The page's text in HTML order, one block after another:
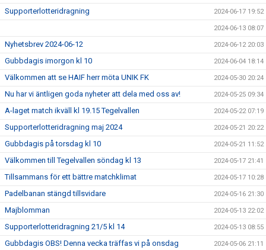
Supporterlotteridragning 2024-06-17 19:52
2024-06-13 08:07
Nyhetsbrev 2024-06-12 2024-06-12 20:03
Gubbdagis imorgon kl 10 2024-06-04 18:14
Välkommen att se HAIF herr möta UNIK FK 2024-05-30 20:24
Nu har vi äntligen goda nyheter att dela med oss av! 2024-05-25 09:34
A-laget match ikväll kl 19.15 Tegelvallen 2024-05-22 07:19
Supporterlotteridragning maj 2024 2024-05-21 20:22
Gubbdagis på torsdag kl 10 2024-05-21 11:52
Välkommen till Tegelvallen söndag kl 13 2024-05-17 21:41
Tillsammans för ett bättre matchklimat 2024-05-17 10:28
Padelbanan stängd tillsvidare 2024-05-16 21:30
Majblomman 2024-05-13 22:02
Supporterlotteridragning 21/5 kl 14 2024-05-13 08:55
Gubbdagis OBS! Denna vecka träffas vi på onsdag 2024-05-06 21:11